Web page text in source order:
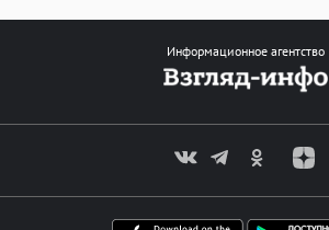
Информационное агентство